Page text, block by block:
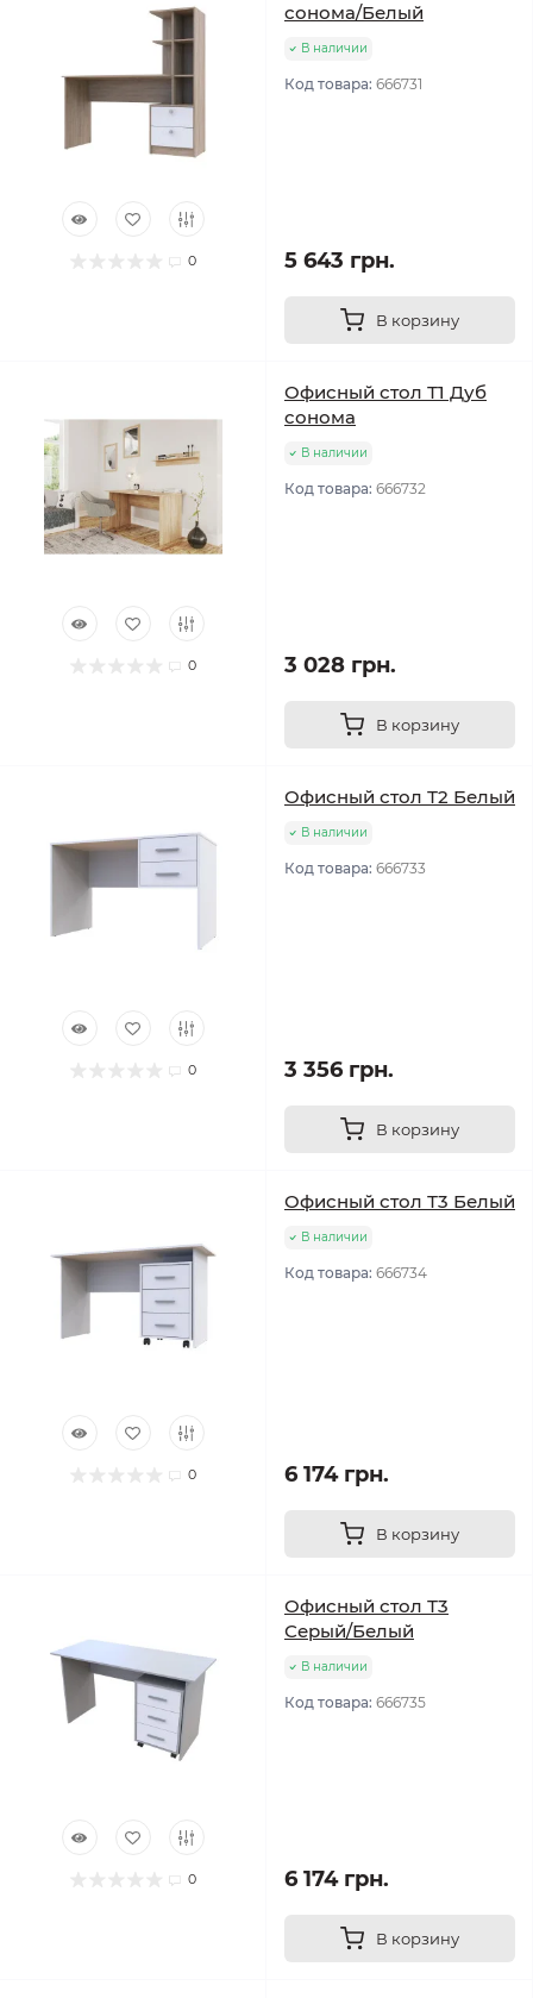
0
сонома/Белый
В наличии
Код товара: 666731
5 643 грн.
В корзину
0
Офисный стол Т1 Дуб
cонома
В наличии
Код товара: 666732
3 028 грн.
В корзину
0
Офисный стол Т2 Белый
В наличии
Код товара: 666733
3 356 грн.
В корзину
0
Офисный стол Т3 Белый
В наличии
Код товара: 666734
6 174 грн.
В корзину
0
Офисный стол Т3
Серый/Белый
В наличии
Код товара: 666735
6 174 грн.
В корзину